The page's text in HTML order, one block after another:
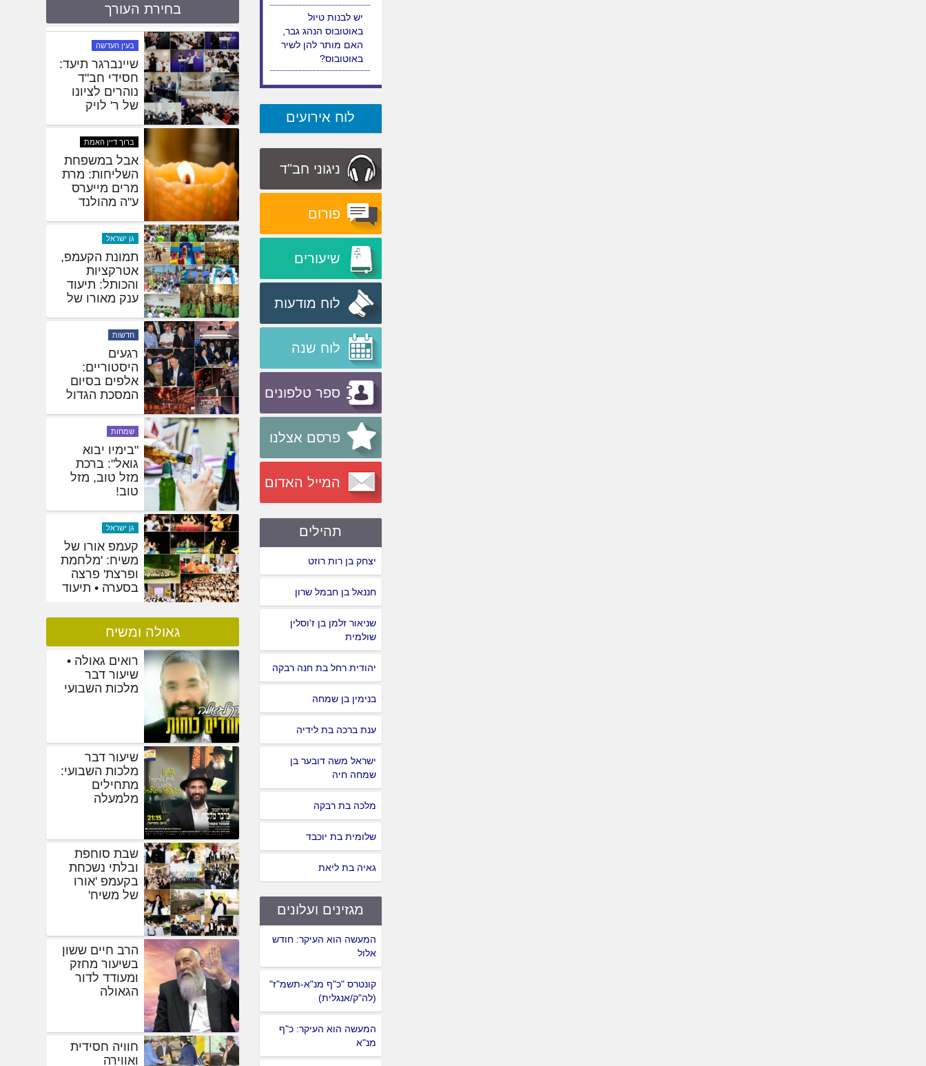
יש לבנות טיול
באוטובוס הנהג גבר,
האם מותר להן לשיר
באוטובוס?
לוח אירועים
ניגוני חב"ד
פורום
שיעורים
לוח מודעות
לוח שנה
ספר טלפונים
פרסם אצלנו
המייל האדום
תהילים
יצחק בן רות רוזט
חננאל בן חבמל שרון
שניאור זלמן בן ז'וסלין
שולמית
יהודית רחל בת חנה רבקה
בנימין בן שמחה
ענת ברכה בת לידיה
ישראל משה דובער בן
שמחה חיה
מלכה בת רבקה
שלומית בת יוכבד
גאיה בת ליאת
מגזינים ועלונים
המעשה הוא העיקר: חודש
אלול
קונטרס "כ"ף מנ"א-תשמ"ז"
(לה"ק/אנגלית)
המעשה הוא העיקר: כ"ף
מנ"א
בחירת העורך
חדשות
כ' מנחם אב:
יום הסתלקות
רבי לוי יצחק
שניאורסאהן
ע"ה
בעין העדשה
שיינברגר תיעד:
חסידי חב"ד
נוהרים לציונו
של ר' לויק
באלמא אטא
ברוך דיין האמת
אבל במשפחת
השליחות: מרת
מרים מייערס
ע"ה מהולנד
גן ישראל
תמונת הקעמפ,
אטרקציות
והכותל: תיעוד
ענק מאורו של
משיח
חדשות
רגעים
היסטוריים:
אלפים בסיום
המסכת הגדול
בעולם
שמחות
"בימיו יבוא
גואל": ברכת
מזל טוב, מזל
טוב!
גאולה ומשיח
רואים גאולה •
שיעור דבר
מלכות השבועי
שיעור דבר
מלכות השבועי:
מתחילים
מלמעלה
שבת סוחפת
ובלתי נשכחת
בקעמפ 'אורו
של משיח'
הרב חיים ששון
בשיעור מחזק
ומעודד לדור
הגאולה
חוויה חסידית
ואווירה